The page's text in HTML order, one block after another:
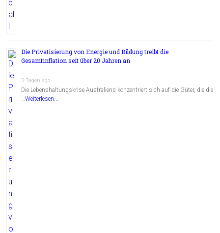
Die Privatisierung von Energie und Bildung treibt die
Gesamtinflation seit über 20 Jahren an
5 Tagen ago
Die Lebenshaltungskrise Australiens konzentriert sich auf die Güter, die die
…Weiterlesen...